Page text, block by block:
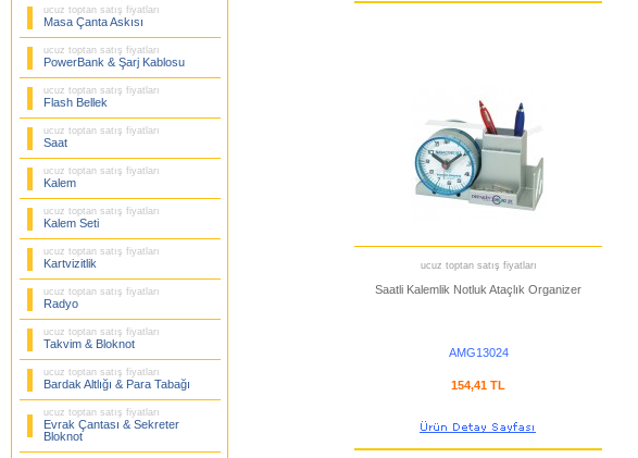
ucuz toptan satış fiyatları
Masa Çanta Askısı
ucuz toptan satış fiyatları
PowerBank & Şarj Kablosu
ucuz toptan satış fiyatları
Flash Bellek
ucuz toptan satış fiyatları
Saat
ucuz toptan satış fiyatları
Kalem
ucuz toptan satış fiyatları
Kalem Seti
ucuz toptan satış fiyatları
Kartvizitlik
ucuz toptan satış fiyatları
Radyo
ucuz toptan satış fiyatları
Takvim & Bloknot
ucuz toptan satış fiyatları
Bardak Altlığı & Para Tabağı
ucuz toptan satış fiyatları
Evrak Çantası & Sekreter
Bloknot
ucuz toptan satış fiyatları
Saatli Kalemlik Notluk Ataçlık Organizer
AMG13024
154,41 TL